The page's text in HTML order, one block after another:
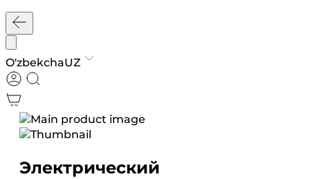
O'zbekchaUZ
Электрический